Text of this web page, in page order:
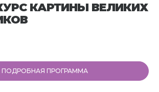
КАРТИНЫ ВЕЛИКИХ
ПОДРОБНАЯ ПРОГРАММА